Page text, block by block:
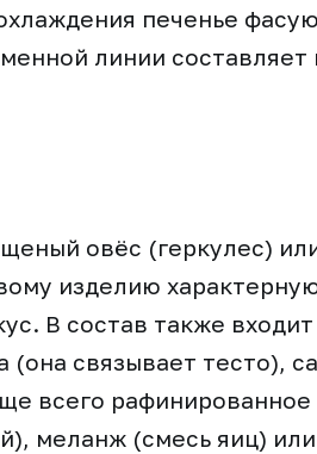
печенье
линии составляет
овёс (геркулес)
изделию
В состав также
(она связывает тесто),
всего
меланж (смесь яиц)